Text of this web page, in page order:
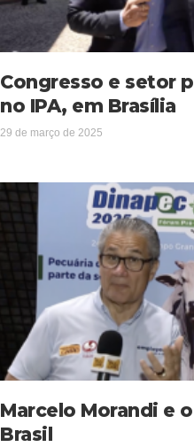
Congresso e setor
no IPA, em Brasília
29 de março de 2025
Marcelo Morandi e
Brasil